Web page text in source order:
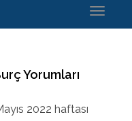
Toggle
Yorumları
2022 haftası